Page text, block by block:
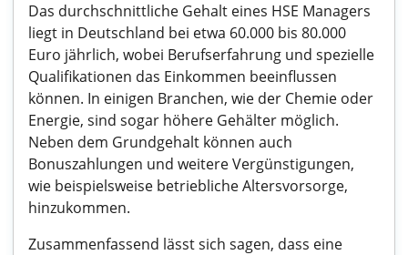
Das durchschnittliche Gehalt eines HSE Managers
liegt in Deutschland bei etwa 60.000 bis 80.000
Euro jährlich, wobei Berufserfahrung und spezielle
Qualifikationen das Einkommen beeinflussen
können. In einigen Branchen, wie der Chemie oder
Energie, sind sogar höhere Gehälter möglich.
Neben dem Grundgehalt können auch
Bonuszahlungen und weitere Vergünstigungen,
wie beispielsweise betriebliche Altersvorsorge,
hinzukommen.
Zusammenfassend lässt sich sagen, dass eine